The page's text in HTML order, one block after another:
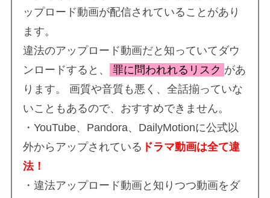
ップロード動画が配信されていることがあり
ます。
違法のアップロード動画だと知っていてダウ
ンロードすると、
罪に問われれるリスク があ
ります。 画質や音質も悪く、全話揃っていな
いこともあるので、おすすめできません。
・YouTube、Pandora、DailyMotionに公式以
外からアップされている ドラマ動画は全て違
法！
・違法アップロード動画と知りつつ動画をダ